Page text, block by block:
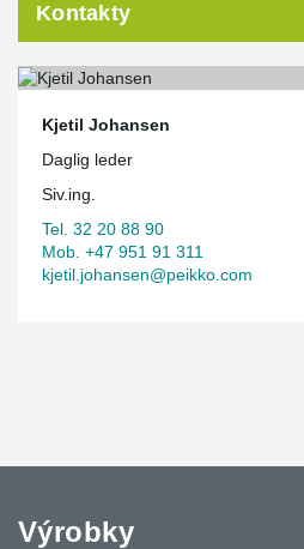
Kontakty
Kjetil Johansen
Daglig leder
Siv.ing.
Tel. 32 20 88 90
Mob. +47 951 91 311
kjetil.johansen@peikko.com
Výrobky